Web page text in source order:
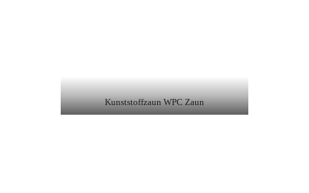
Kunststoffzaun WPC Zaun